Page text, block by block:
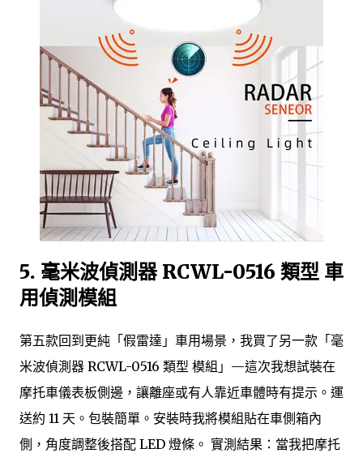
5. 毫米波偵測器 RCWL-0516 類型 車
用偵測模組
第五款回到更純「假雷達」車用場景，我買了另一款「毫
米波偵測器 RCWL-0516 類型 模組」—這次我想試裝在
摩托車儀表板側邊，讓離座或有人靠近車體時有提示。運
送約 11 天。包裝簡單。安裝時我將模組貼在車側箱內
側，角度調整後搭配 LED 燈條。 實測結果：當我把摩托